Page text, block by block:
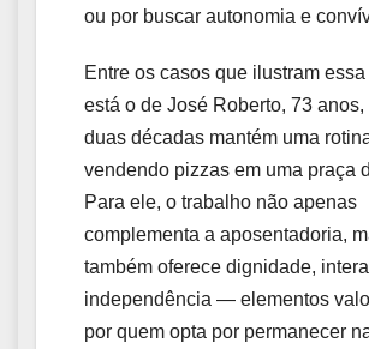
ou por buscar autonomia e
Entre os casos que ilustram
está o de José Roberto, 73 anos,
duas décadas mantém uma
vendendo pizzas em uma praça
Para ele, o trabalho não apenas
complementa a aposentadoria,
também oferece dignidade,
independência — elementos
por quem opta por permanecer